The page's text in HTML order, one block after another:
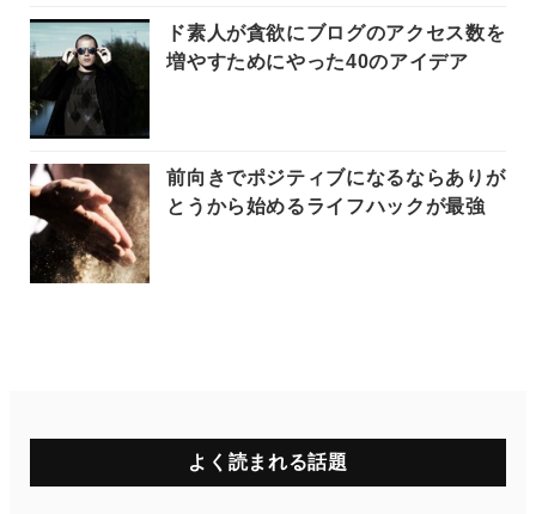
ド素人が貪欲にブログのアクセス数を
増やすためにやった40のアイデア
前向きでポジティブになるならありが
とうから始めるライフハックが最強
よく読まれる話題